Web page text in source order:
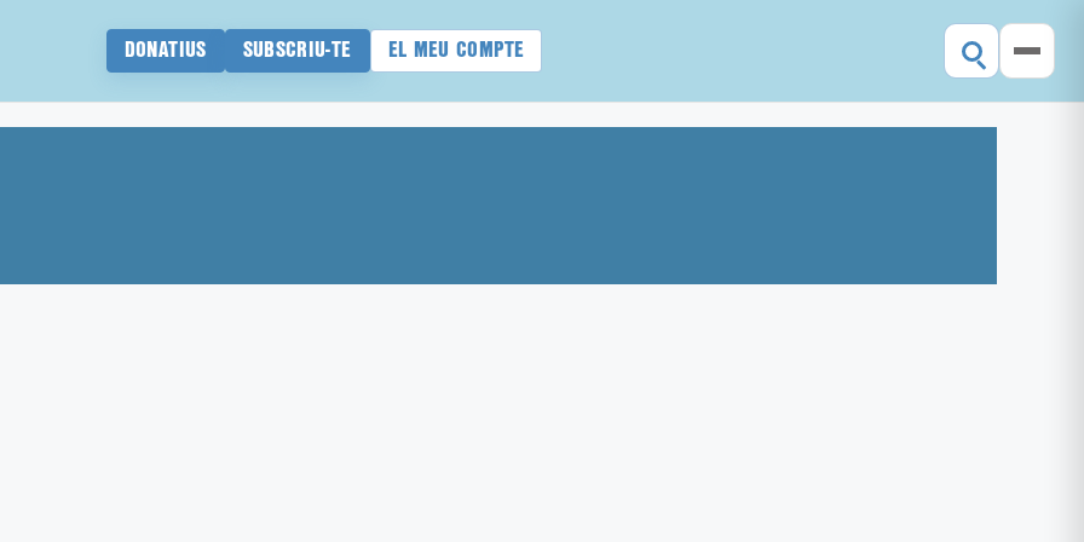
DONATIUS SUBSCRIU-TE EL MEU COMPTE